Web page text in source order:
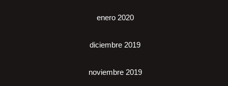
enero 2020
diciembre 2019
noviembre 2019